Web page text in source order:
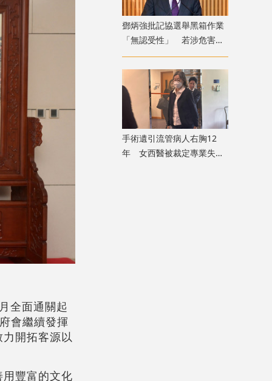
全面通關起
會繼續發揮
開拓客源以
豐富的文化
鄧炳強批記協選舉黑箱作業
「無認受性」 若涉危害國
安「後果自負」
手術遺引流管病人右胸12
年 女西醫被裁定專業失當